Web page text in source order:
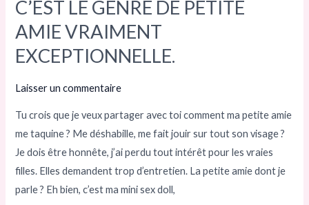
C’EST LE GENRE DE PETITE
AMIE VRAIMENT
EXCEPTIONNELLE.
Laisser un commentaire
Tu crois que je veux partager avec toi comment ma petite amie
me taquine ? Me déshabille, me fait jouir sur tout son visage ?
Je dois être honnête, j’ai perdu tout intérêt pour les vraies
filles. Elles demandent trop d’entretien. La petite amie dont je
parle ? Eh bien, c’est ma mini sex doll,
C’EST
LE
GENRE
DE
VRAIMENT
EXCEPTIONNELLE.